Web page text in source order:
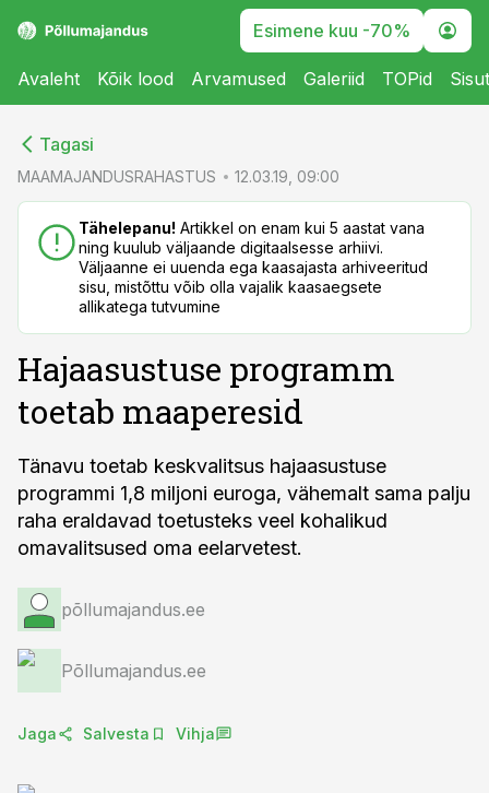
Esimene kuu -70%
Avaleht Kõik lood Arvamused Galeriid TOPid
Tagasi
MAAMAJANDUSRAHASTUS 12.03.19, 09:00
Tähelepanu! Artikkel on enam kui 5 aastat vana
ning kuulub väljaande digitaalsesse arhiivi.
Väljaanne ei uuenda ega kaasajasta arhiveeritud
sisu, mistõttu võib olla vajalik kaasaegsete
allikatega tutvumine
Hajaasustuse programm
toetab maaperesid
Tänavu toetab keskvalitsus hajaasustuse
programmi 1,8 miljoni euroga, vähemalt sama palju
raha eraldavad toetusteks veel kohalikud
omavalitsused oma eelarvetest.
põllumajandus.ee
Põllumajandus.ee
Jaga Salvesta Vihja